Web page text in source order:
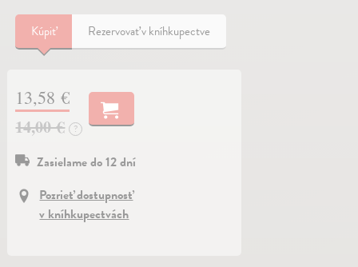
Kúpiť Rezervovať v kníhkupectve
13,58 €
14,00 €
?
Zasielame do 12 dní
Pozrieť dostupnosť
v kníhkupectvách